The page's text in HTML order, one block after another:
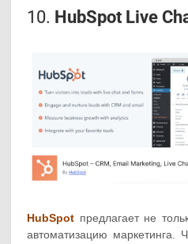
10. HubSpot Live
HubSpot предлагает не
автоматизацию маркетинга.